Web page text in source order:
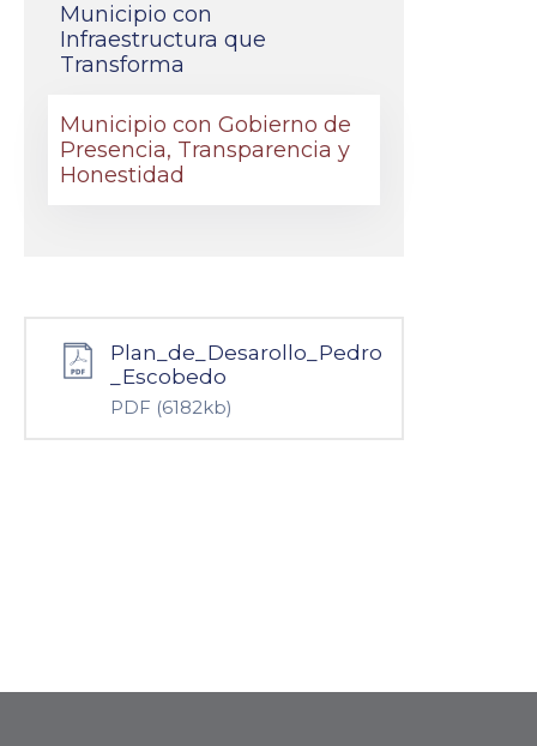
Municipio con
Infraestructura que
Transforma
Municipio con Gobierno de
Presencia, Transparencia y
Honestidad
Plan_de_Desarollo_Pedro
_Escobedo
PDF (6182kb)